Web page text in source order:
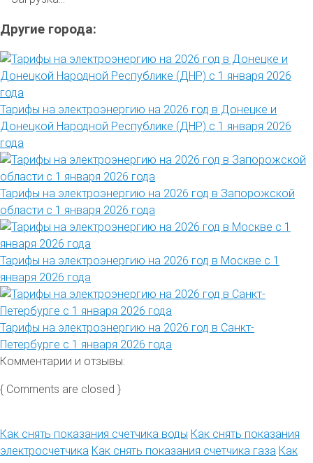
Другие города:
Тарифы на электроэнергию на 2026 год в Донецке и
Донецкой Народной Республике (ДНР) с 1 января 2026
года
Тарифы на электроэнергию на 2026 год в Запорожской
области с 1 января 2026 года
Тарифы на электроэнергию на 2026 год в Москве с 1
января 2026 года
Тарифы на электроэнергию на 2026 год в Санкт-
Петербурге с 1 января 2026 года
Комментарии и отзывы:
{ Comments are closed }
Как снять показания счетчика воды Как снять показания
электросчетчика Как снять показания счетчика газа Как